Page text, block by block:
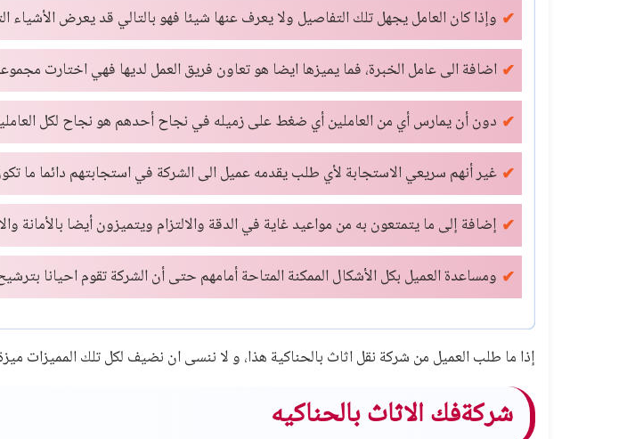
وإذا كان العامل يجهل تلك التفاصيل ولا يعرف عنها شيئا فهو بالتالي قد يعرض الأشياء
اضافة الى عامل الخبرة، فما يميزها ايضا هو تعاون فريق العمل لديها فهي اختارت
دون أن يمارس أي من العاملين أي ضغط على زميله في نجاح أحدهم هو نجاح لكل
غير أنهم سريعي الاستجابة لأي طلب يقدمه عميل الى الشركة في استجابتهم دائما ما
إضافة إلى ما يتمتعون به من مواعيد غاية في الدقة والالتزام ويتميزون أيضا بالأمانة
ومساعدة العميل بكل الأشكال الممكنة المتاحة أمامهم حتى أن الشركة تقوم احيانا
إذا ما طلب العميل من شركة نقل اثاث بالحناكية هذا، و لا ننسى ان نضيف لكل تلك المميزات
شركةفك الاثاث بالحناكيه